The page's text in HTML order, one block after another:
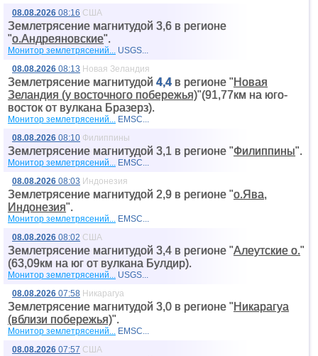
08.08.2026 08:16 США
Землетрясение магнитудой 3,6 в регионе
"о.Андреяновские".
Монитор землетрясений... USGS...
08.08.2026 08:13 Новая Зеландия
Землетрясение магнитудой 4,4 в регионе " Новая
Зеландия (у восточного побережья)"(91,77км на юго-
восток от вyлкана Бразерз).
Монитор землетрясений... EMSC...
08.08.2026 08:10 Филиппины
Землетрясение магнитудой 3,1 в регионе "Филиппины".
Монитор землетрясений... EMSC...
08.08.2026 08:03 Индонезия
Землетрясение магнитудой 2,9 в регионе "о.Ява,
Индонезия".
Монитор землетрясений... EMSC...
08.08.2026 08:02 США
Землетрясение магнитудой 3,4 в регионе "Алеутские о."
(63,09км на юг от вyлкана Булдир).
Монитор землетрясений... USGS...
08.08.2026 07:58 Никарагуа
Землетрясение магнитудой 3,0 в регионе " Никарагуа
(вблизи побережья)".
Монитор землетрясений... EMSC...
08.08.2026 07:57 США